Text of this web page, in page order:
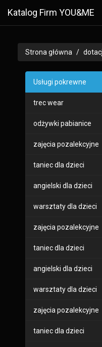
Katalog Firm YOU&ME
Strona główna
Usługi pokrewne
trec wear
odżywki pabianice
zajęcia pozalekcyjne
taniec dla dzieci
angielski dla dzieci
warsztaty dla dzieci
zajęcia pozalekcyjne
taniec dla dzieci
angielski dla dzieci
warsztaty dla dzieci
zajęcia pozalekcyjne
taniec dla dzieci